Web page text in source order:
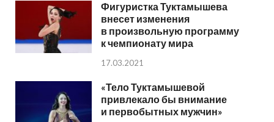
Фигуристка Туктамышева
внесет изменения
в произвольную программу
к чемпионату мира
17.03.2021
«Тело Туктамышевой
привлекало бы внимание
и первобытных мужчин»